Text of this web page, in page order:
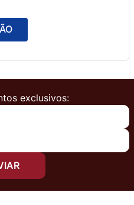
exclusivos: